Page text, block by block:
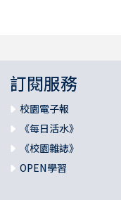
訂閱服務
校園電子報
《每日活水》
《校園雜誌》
OPEN學習